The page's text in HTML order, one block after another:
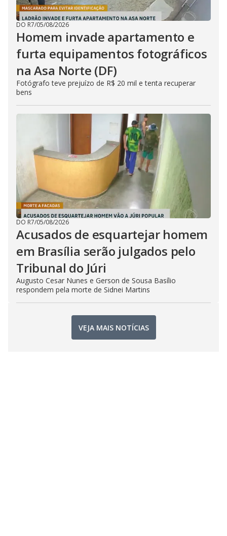
DO R7/05/08/2026
Homem invade apartamento e
furta equipamentos fotográficos
na Asa Norte (DF)
Fotógrafo teve prejuízo de R$ 20 mil e tenta recuperar
bens
DO R7/05/08/2026
Acusados de esquartejar homem
em Brasília serão julgados pelo
Tribunal do Júri
Augusto Cesar Nunes e Gerson de Sousa Basílio
respondem pela morte de Sidnei Martins
VEJA MAIS NOTÍCIAS